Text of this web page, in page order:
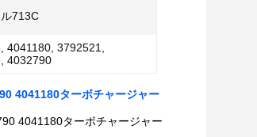
713C
4041180, 3792521,
4032790
4041180ターボチャージャー
4041180ターボチャージャー